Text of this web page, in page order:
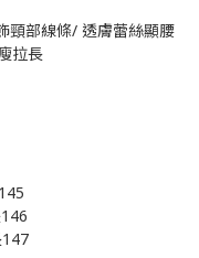
頸部線條/ 透膚蕾絲顯腰
拉長